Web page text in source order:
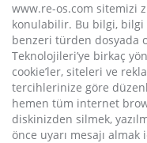
www.re-os.com sitemizi
konulabilir. Bu bilgi, bilgi
benzeri türden dosyada
Teknolojileri’ye birkaç
cookie’ler, siteleri ve
tercihlerinize göre
hemen tüm internet
diskinizden silmek,
önce uyarı mesajı